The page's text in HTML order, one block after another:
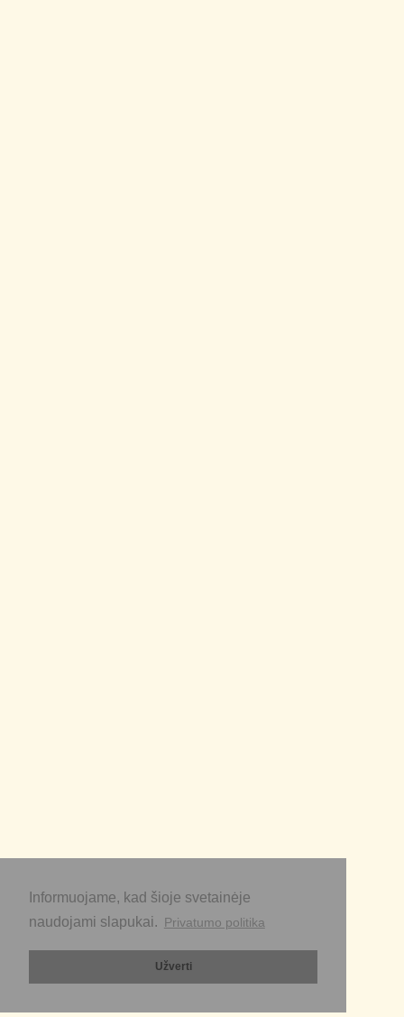
Informuojame, kad šioje svetainėje
naudojami slapukai. Privatumo politika
Užverti